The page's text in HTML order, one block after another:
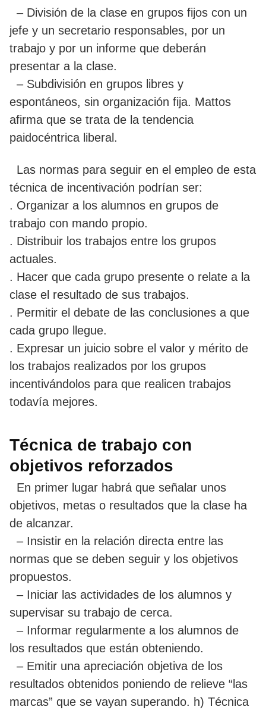
– División de la clase en grupos fijos con un
jefe y un secretario responsables, por un
trabajo y por un informe que deberán
presentar a la clase.
– Subdivisión en grupos libres y
espontáneos, sin organización fija. Mattos
afirma que se trata de la tendencia
paidocéntrica liberal.
Las normas para seguir en el empleo de esta
técnica de incentivación podrían ser:
. Organizar a los alumnos en grupos de
trabajo con mando propio.
. Distribuir los trabajos entre los grupos
actuales.
. Hacer que cada grupo presente o relate a la
clase el resultado de sus trabajos.
. Permitir el debate de las conclusiones a que
cada grupo llegue.
. Expresar un juicio sobre el valor y mérito de
los trabajos realizados por los grupos
incentivándolos para que realicen trabajos
todavía mejores.
Técnica de trabajo con
objetivos reforzados
En primer lugar habrá que señalar unos
objetivos, metas o resultados que la clase ha
de alcanzar.
– Insistir en la relación directa entre las
normas que se deben seguir y los objetivos
propuestos.
– Iniciar las actividades de los alumnos y
supervisar su trabajo de cerca.
– Informar regularmente a los alumnos de
los resultados que están obteniendo.
– Emitir una apreciación objetiva de los
resultados obtenidos poniendo de relieve “las
marcas” que se vayan superando. h) Técnica